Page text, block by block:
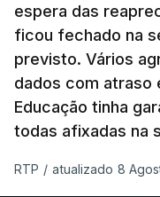
espera das
ficou fechado na
previsto. Vários
dados com atraso
Educação tinha
todas afixadas na
RTP / atualizado 8